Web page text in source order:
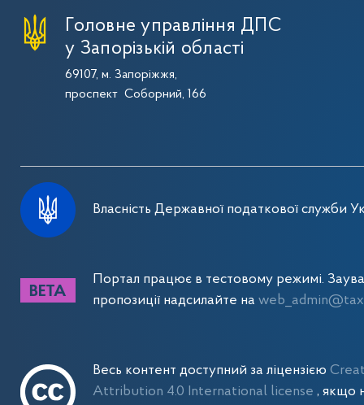
Головне управління ДПС
у Запорізькій області
69107, м. Запоріжжя,
проспект Соборний, 166
Власність Державної податкової служби
Портал працює в тестовому режимі.
пропозиції надсилайте на
Весь контент доступний за ліцензією
Attribution 4.0 International license, якщо